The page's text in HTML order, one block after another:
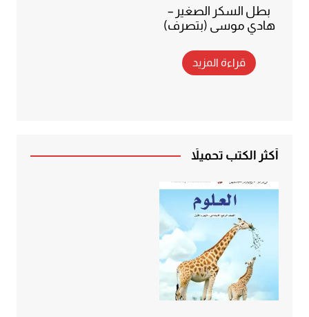
بطل السكر الصغير –
هادي موسى (بتصرف)
قراءة المزيد
أكثر الكتب تحميلاً